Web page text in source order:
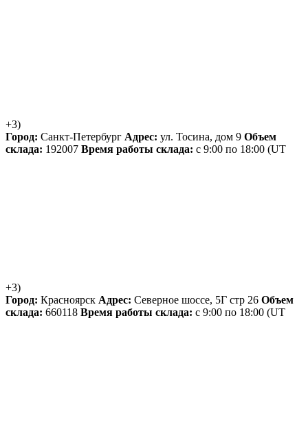
+3)
Город: Санкт-Петербург Адрес: ул. Тосина, дом 9 Объем
склада: 192007 Время работы склада: с 9:00 по 18:00 (UT
+3)
Город: Красноярск Адрес: Северное шоссе, 5Г стр 26 Объем
склада: 660118 Время работы склада: с 9:00 по 18:00 (UT